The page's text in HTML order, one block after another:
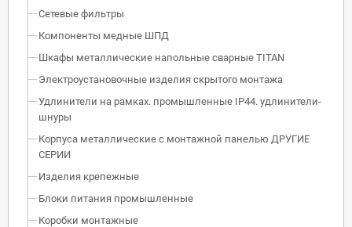
Сетевые фильтры
Компоненты медные ШПД
Шкафы металлические напольные сварные TITAN
Электроустановочные изделия скрытого монтажа
Удлинители на рамках. промышленные IP44. удлинители-
шнуры
Корпуса металлические с монтажной панелью ДРУГИЕ
СЕРИИ
Изделия крепежные
Блоки питания промышленные
Коробки монтажные